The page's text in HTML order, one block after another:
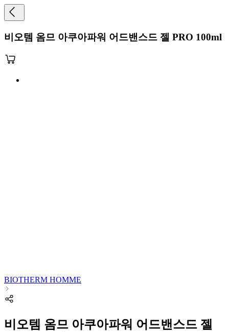
비오템 옴므 아쿠아파워 어드밴스드 젤 PRO 100ml
BIOTHERM HOMME
비오템 옴므 아쿠아파워 어드밴스드 젤